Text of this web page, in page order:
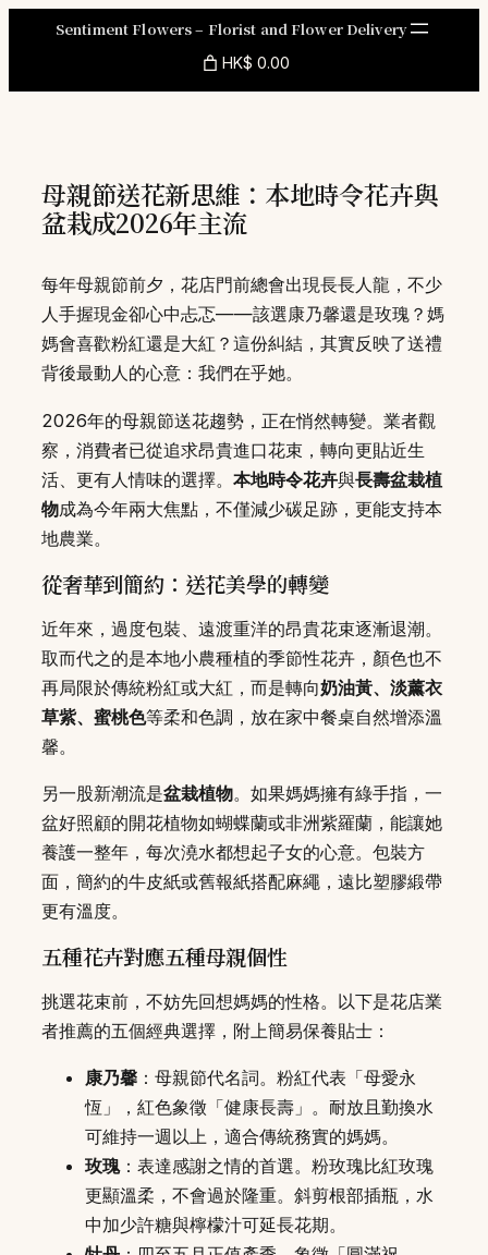
Sentiment Flowers – Florist and Flower Delivery
HK$ 0.00
母親節送花新思維：本地時令花卉與
盆栽成2026年主流
每年母親節前夕，花店門前總會出現長長人龍，不少
人手握現金卻心中忐忑——該選康乃馨還是玫瑰？媽
媽會喜歡粉紅還是大紅？這份糾結，其實反映了送禮
背後最動人的心意：我們在乎她。
2026年的母親節送花趨勢，正在悄然轉變。業者觀
察，消費者已從追求昂貴進口花束，轉向更貼近生
活、更有人情味的選擇。 本地時令花卉與長壽盆栽植
物成為今年兩大焦點，不僅減少碳足跡，更能支持本
地農業。
從奢華到簡約：送花美學的轉變
近年來，過度包裝、遠渡重洋的昂貴花束逐漸退潮。
取而代之的是本地小農種植的季節性花卉，顏色也不
再局限於傳統粉紅或大紅，而是轉向奶油黃、淡薰衣
草紫、蜜桃色等柔和色調，放在家中餐桌自然增添溫
馨。
另一股新潮流是盆栽植物。如果媽媽擁有綠手指，一
盆好照顧的開花植物如蝴蝶蘭或非洲紫羅蘭，能讓她
養護一整年，每次澆水都想起子女的心意。包裝方
面，簡約的牛皮紙或舊報紙搭配麻繩，遠比塑膠緞帶
更有溫度。
五種花卉對應五種母親個性
挑選花束前，不妨先回想媽媽的性格。以下是花店業
者推薦的五個經典選擇，附上簡易保養貼士：
康乃馨 ：母親節代名詞。粉紅代表「母愛永
恆」，紅色象徵「健康長壽」。耐放且勤換水
可維持一週以上，適合傳統務實的媽媽。
玫瑰：表達感謝之情的首選。粉玫瑰比紅玫瑰
更顯溫柔，不會過於隆重。斜剪根部插瓶，水
中加少許糖與檸檬汁可延長花期。